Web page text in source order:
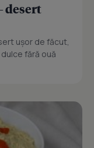
desert
ușor de făcut,
fără ouă